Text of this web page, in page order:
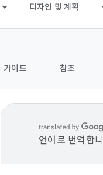
디자인 및 계획
가이드 참조
언어로 번역합